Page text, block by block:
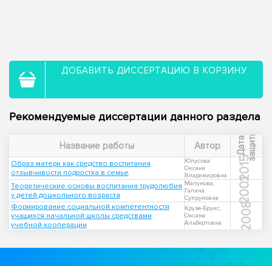
ДОБАВИТЬ ДИССЕРТАЦИЮ В КОРЗИНУ
Рекомендуемые диссертации данного раздела
Название работы Автор Д
а
т
а
з
а
щ
и
ты
Образ матери как средство воспитания
отзывчивости подростка в семье
Юлусова
Оксана
Владимировна
2015
Теоретические основы воспитания трудолюбия
у детей дошкольного возраста
Малунова,
Галина
Супруновна
2001
Формирование социальной компетентности
учащихся начальной школы средствами
учебной кооперации
Крузе-Брукс,
Оксана
Альбертовна
2008